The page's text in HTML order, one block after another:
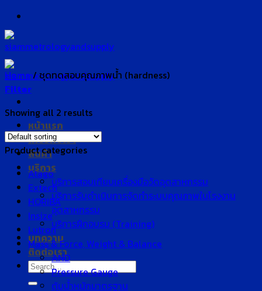
Skip
to
content
หน้าแรก
เกี่ยวกับเรา
สินค้า
บริการ
บริการสอบเทียบเครื่องมือวัดอุตสาหกรรม
บริการรับดำเนินการจัดทำระบบคุณภาพในโรงงาน
อุตสาหกรรม
บริการฝึกอบรม (Training)
บทความ
ติดต่อเรา
Search
for:
Home /ชุดทดสอบคุณภาพน้ำ (hardness)
Filter
Showing all 2 results
Product categories
Atago
Extech
HORIBA
Insize
Lutron
Mass & Force, Weight & Balance
AND
Pressure Gauge
ตุ้มน้ำหนักมาตรฐาน